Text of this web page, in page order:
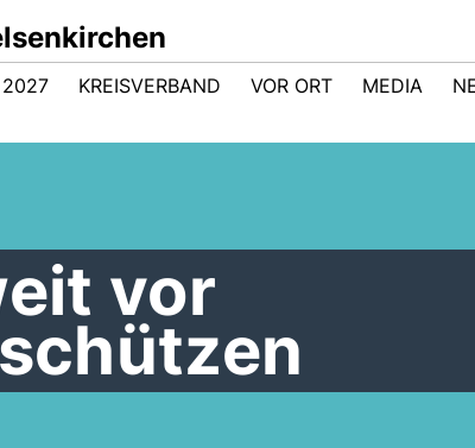
2027 KREISVERBAND VOR ORT MEDIA
vor